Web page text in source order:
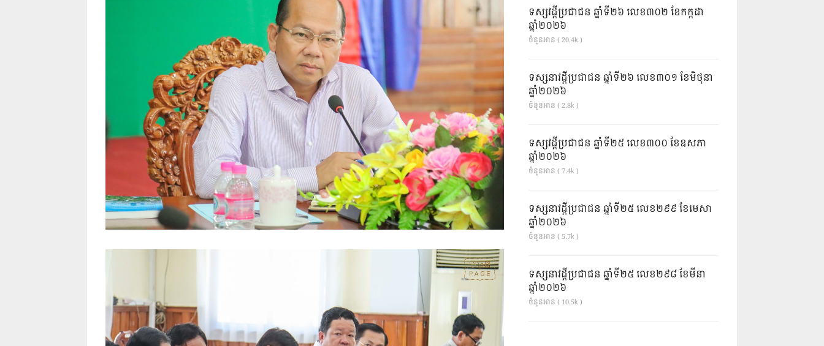
ទស្សវដ្តីប្រជាជន ឆ្នាំទី២៦ លេខ៣០២ ខែកក្កដា
ឆ្នាំ២០២៦
ចំនួនអាន ( 20.4k )
ទស្សនាវដ្ដីប្រជាជន ឆ្នាំទី២៦ លេខ៣០១ ខែមិថុនា
ឆ្នាំ២០២៦
ចំនួនអាន ( 2.8k )
ទស្សវដ្តីប្រជាជន ឆ្នាំទី២៥ លេខ៣០០ ខែឧសភា
ឆ្នាំ២០២៦
ចំនួនអាន ( 7.4k )
ទស្សនាវដ្ដីប្រជាជន ឆ្នាំទី២៥ លេខ២៩៩ ខែមេសា
ឆ្នាំ២០២៦
ចំនួនអាន ( 5.7k )
ទស្សនាវដ្ដីប្រជាជន ឆ្នាំទី២៥ លេខ២៩៨ ខែមីនា
ឆ្នាំ២០២៦
ចំនួនអាន ( 10.5k )